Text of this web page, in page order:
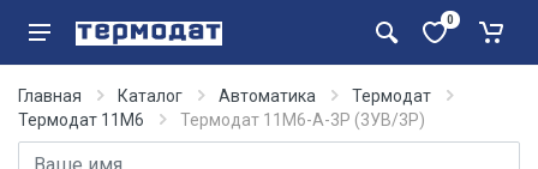
0
Главная Каталог Автоматика
Термодат
Термодат 11М6
Термодат 11М6-А-3Р (3УВ/3Р)
Имя
E-mail адрес